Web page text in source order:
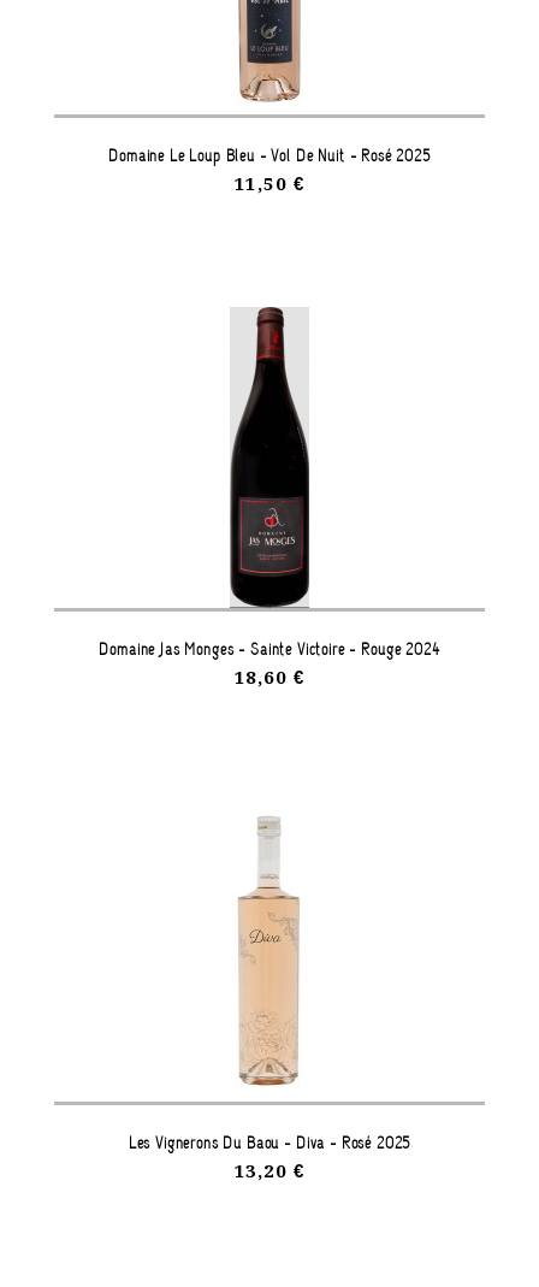
Domaine Le Loup Bleu - Vol De Nuit - Rosé 2025
11,50 €
Domaine Jas Monges - Sainte Victoire - Rouge 2024
18,60 €
Les Vignerons Du Baou - Diva - Rosé 2025
13,20 €